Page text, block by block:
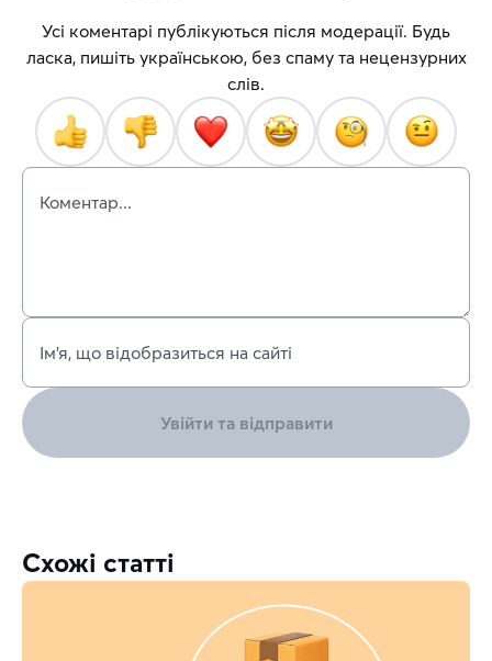
Усі коментарі публікуються після модерації. Будь
ласка, пишіть українською, без спаму та нецензурних
слів.
Коментар...
Ім’я, що відобразиться на сайті
Увійти та відправити
Схожі статті